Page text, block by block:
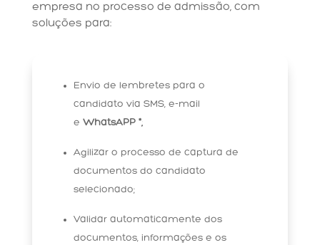
empresa no processo de admissão, com
soluções para:
Envio de lembretes para o
candidato via SMS, e-mail
e WhatsAPP *;
Agilizar o processo de captura de
documentos do candidato
selecionado;
Validar automaticamente dos
documentos, informações e os